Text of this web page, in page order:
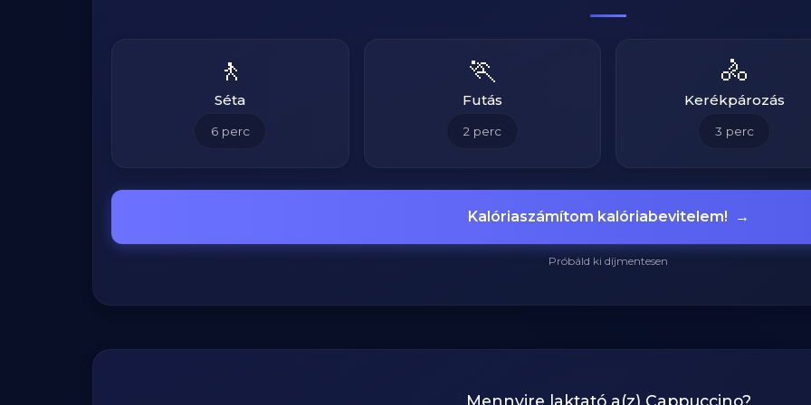
🚶
Séta
6perc
🏃
Futás
2 perc
🚴
Kerékpározás
3 perc
Kalóriaszámítom kalóriabevitelem! →
Próbáld ki díjmentesen
Mennyire laktató a(z) Cappuccino?